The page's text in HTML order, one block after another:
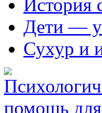
История
Дети —
Сухур и